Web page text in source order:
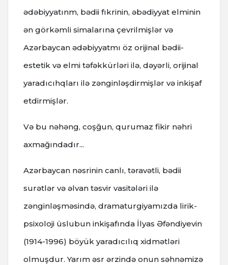
ədəbiyyatınm, bədii fıkrinin, əbədiyyat elminin
ən görkəmli simalarına çevrilmişlər və
Azərbaycan ədəbiyyatmı öz orijinal bədii-
estetik və elmi təfəkkürləri ilə, dəyərli, orijinal
yaradıcıhqları ilə zənginləşdirmişlər və inkişaf
etdirmişlər.
Və bu nəhəng, coşğun, qurumaz fikir nəhri
axmağındadır...
Azərbaycan nəsrinin canlı, təravətli, bədii
surətlər və əlvan təsvir vasitələri ilə
zənginləşməsində, dramaturgiyamızda lirik-
psixoloji üslubun inkişafında İlyas Əfəndiyevin
(1914-1996) böyük yaradıcılıq xidmətləri
olmuşdur. Yarım əsr ərzində onun səhnəmizə